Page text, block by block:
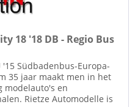
18 '18 DB - Regio Bus
'15 Südbadenbus-Europa-
35 jaar maakt men in het
modelauto's en
Rietze Automodelle is